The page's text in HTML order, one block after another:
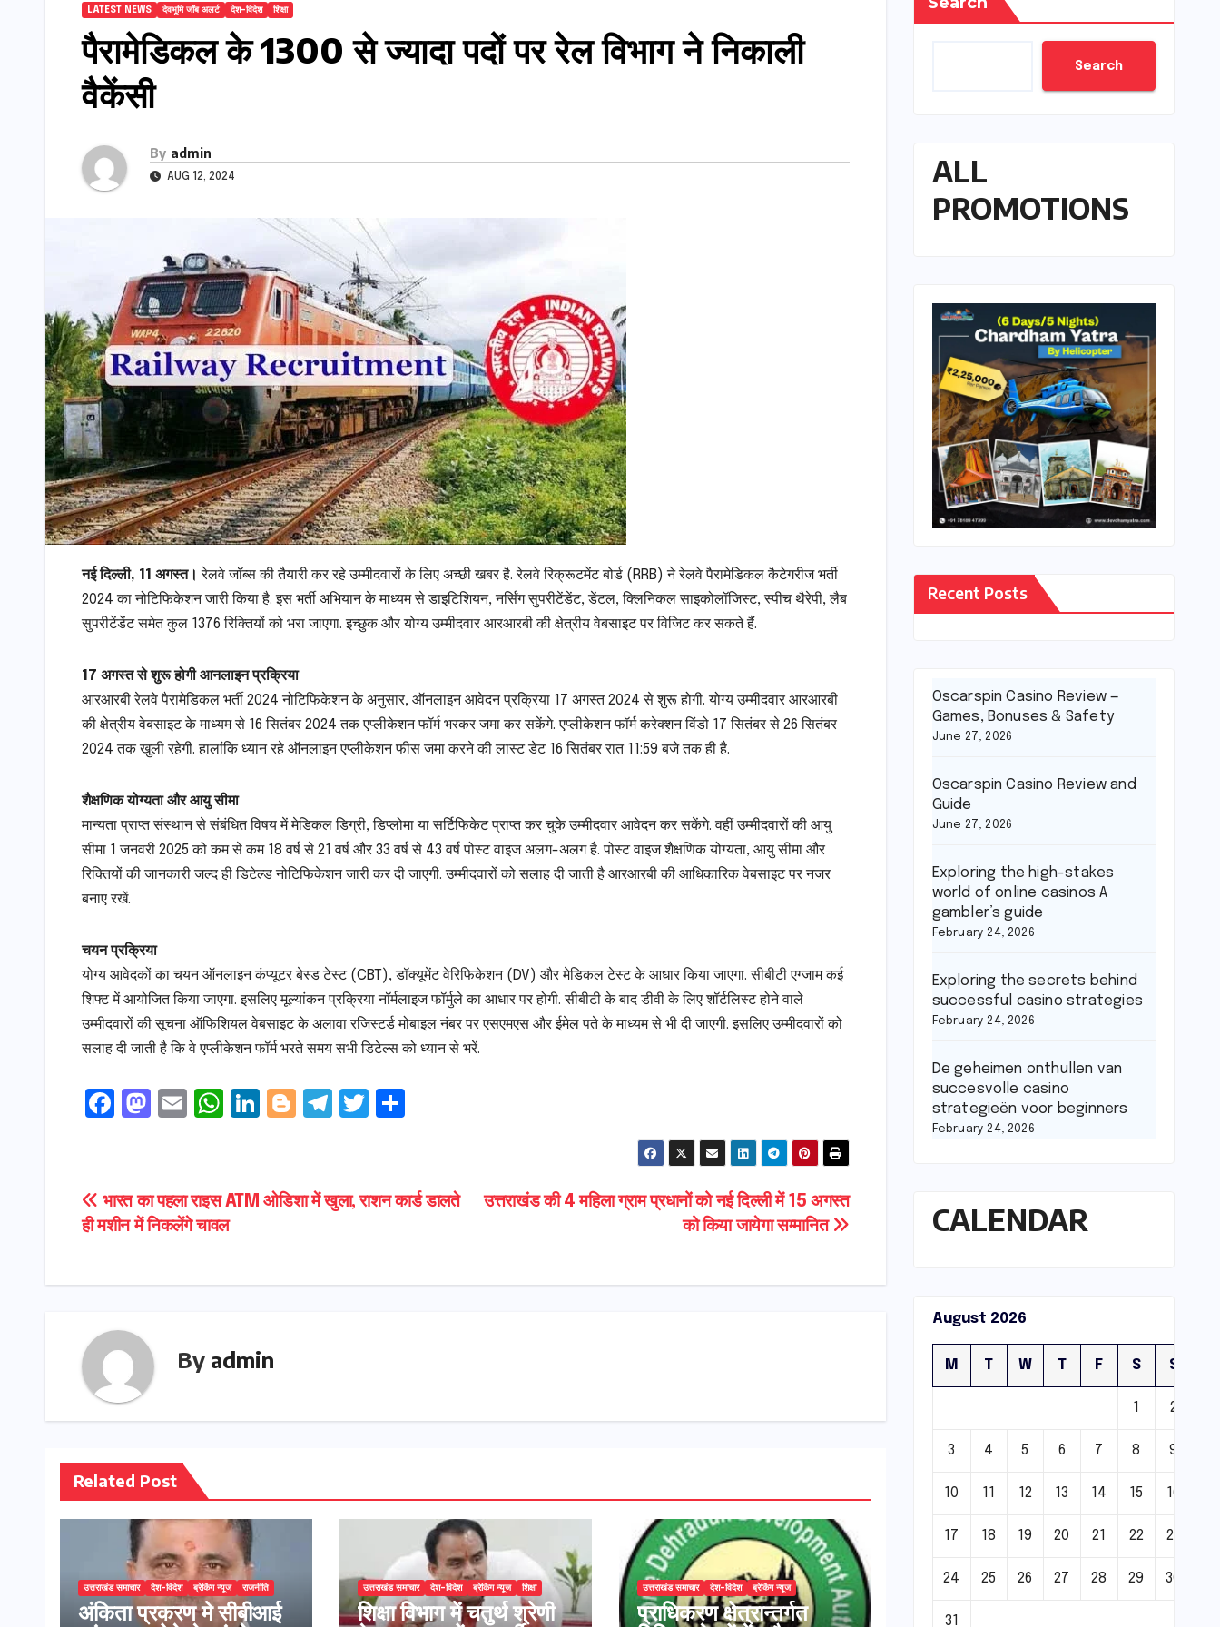
LATEST NEWS देवभूमि जॉब अलर्ट देश-विदेश शिक्षा
पैरामेडिकल के 1300 से ज्यादा पदों पर रेल विभाग ने निकाली
वैकेंसी
By admin
AUG 12, 2024
नई दिल्ली, 11 अगस्त। रेलवे जॉब्स की तैयारी कर रहे उम्मीदवारों के लिए अच्छी खबर है. रेलवे रिक्रूटमेंट बोर्ड (RRB) ने रेलवे पैरामेडिकल कैटेगरीज भर्ती
2024 का नोटिफिकेशन जारी किया है. इस भर्ती अभियान के माध्यम से डाइटिशियन, नर्सिंग सुपरीटेंडेंट, डेंटल, क्लिनिकल साइकोलॉजिस्ट, स्पीच थैरेपी, लैब
सुपरीटेंडेंट समेत कुल 1376 रिक्तियों को भरा जाएगा. इच्छुक और योग्य उम्मीदवार आरआरबी की क्षेत्रीय वेबसाइट पर विजिट कर सकते हैं.
17 अगस्त से शुरू होगी आनलाइन प्रक्रिया
आरआरबी रेलवे पैरामेडिकल भर्ती 2024 नोटिफिकेशन के अनुसार, ऑनलाइन आवेदन प्रक्रिया 17 अगस्त 2024 से शुरू होगी. योग्य उम्मीदवार आरआरबी
की क्षेत्रीय वेबसाइट के माध्यम से 16 सितंबर 2024 तक एप्लीकेशन फॉर्म भरकर जमा कर सकेंगे. एप्लीकेशन फॉर्म करेक्शन विंडो 17 सितंबर से 26 सितंबर
2024 तक खुली रहेगी. हालांकि ध्यान रहे ऑनलाइन एप्लीकेशन फीस जमा करने की लास्ट डेट 16 सितंबर रात 11:59 बजे तक ही है.
शैक्षणिक योग्यता और आयु सीमा
मान्यता प्राप्त संस्थान से संबंधित विषय में मेडिकल डिग्री, डिप्लोमा या सर्टिफिकेट प्राप्त कर चुके उम्मीदवार आवेदन कर सकेंगे. वहीं उम्मीदवारों की आयु
सीमा 1 जनवरी 2025 को कम से कम 18 वर्ष से 21 वर्ष और 33 वर्ष से 43 वर्ष पोस्ट वाइज अलग-अलग है. पोस्ट वाइज शैक्षणिक योग्यता, आयु सीमा और
रिक्तियों की जानकारी जल्द ही डिटेल्ड नोटिफिकेशन जारी कर दी जाएगी. उम्मीदवारों को सलाह दी जाती है आरआरबी की आधिकारिक वेबसाइट पर नजर
बनाए रखें.
चयन प्रक्रिया
योग्य आवेदकों का चयन ऑनलाइन कंप्यूटर बेस्ड टेस्ट (CBT), डॉक्यूमेंट वेरिफिकेशन (DV) और मेडिकल टेस्ट के आधार किया जाएगा. सीबीटी एग्जाम कई
शिफ्ट में आयोजित किया जाएगा. इसलिए मूल्यांकन प्रक्रिया नॉर्मलाइज फॉर्मुले का आधार पर होगी. सीबीटी के बाद डीवी के लिए शॉर्टलिस्ट होने वाले
उम्मीदवारों की सूचना ऑफिशियल वेबसाइट के अलावा रजिस्टर्ड मोबाइल नंबर पर एसएमएस और ईमेल पते के माध्यम से भी दी जाएगी. इसलिए उम्मीदवारों को
सलाह दी जाती है कि वे एप्लीकेशन फॉर्म भरते समय सभी डिटेल्स को ध्यान से भरें.
F
e
b
o
M
t
o
o
E
l
W
ts
A
p
Li
e
Bl
g
T
gr
a
T
t
e
Post
navigation
उत्तराखंड की 4 महिला ग्राम प्रधानों को नई दिल्ली में 15 अगस्त
को किया जायेगा सम्मानित
भारत का पहला राइस ATM ओडिशा में खुला, राशन कार्ड डालते
ही मशीन में निकलेंगे चावल
By admin
Related Post
उत्तराखंड समाचार देश-विदेश ब्रेकिंग न्यूज राजनीति
अंकिता प्रकरण मे सीबीआई
उत्तराखंड समाचार देश-विदेश ब्रेकिंग न्यूज शिक्षा
शिक्षा विभाग में चतुर्थ श्रेणी
उत्तराखंड समाचार देश-विदेश ब्रेकिंग न्यूज
प्राधिकरण क्षेत्रान्तर्गत
Search
ALL
PROMOTIONS
Recent Posts
Oscarspin Casino Review —
Games, Bonuses & Safety
June 27, 2026
Oscarspin Casino Review and
Guide
June 27, 2026
Exploring the high-stakes
world of online casinos A
gambler’s guide
February 24, 2026
Exploring the secrets behind
successful casino strategies
February 24, 2026
De geheimen onthullen van
succesvolle casino
strategieën voor beginners
February 24, 2026
CALENDAR
August 2026
M T W T F S S
1 2
3 4 5 6 7 8 9
10 11 12 13 14 15 16
17 18 19 20 21 22 23
24 25 26 27 28 29 30
31